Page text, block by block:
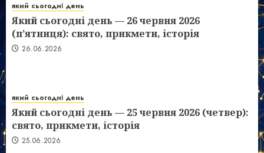
який сьогодні день
Який сьогодні день — 26 червня 2026
(п’ятниця): свято, прикмети, історія
26.06.2026
який сьогодні день
Який сьогодні день — 25 червня 2026 (четвер):
свято, прикмети, історія
25.06.2026